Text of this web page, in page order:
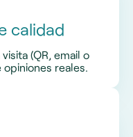
calidad
(QR, email o
reales.